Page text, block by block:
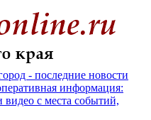
- последние новости
информация:
с места событий,